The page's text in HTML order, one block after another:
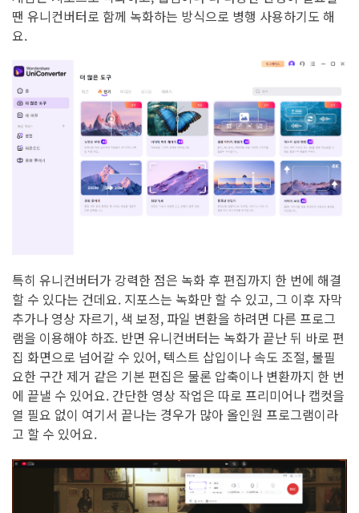
땐 유니컨버터로 함께 녹화하는 방식으로 병행 사용하기도 해
요.
특히 유니컨버터가 강력한 점은 녹화 후 편집까지 한 번에 해결
할 수 있다는 건데요. 지포스는 녹화만 할 수 있고, 그 이후 자막
추가나 영상 자르기, 색 보정, 파일 변환을 하려면 다른 프로그
램을 이용해야 하죠. 반면 유니컨버터는 녹화가 끝난 뒤 바로 편
집 화면으로 넘어갈 수 있어, 텍스트 삽입이나 속도 조절, 불필
요한 구간 제거 같은 기본 편집은 물론 압축이나 변환까지 한 번
에 끝낼 수 있어요. 간단한 영상 작업은 따로 프리미어나 캡컷을
열 필요 없이 여기서 끝나는 경우가 많아 올인원 프로그램이라
고 할 수 있어요.